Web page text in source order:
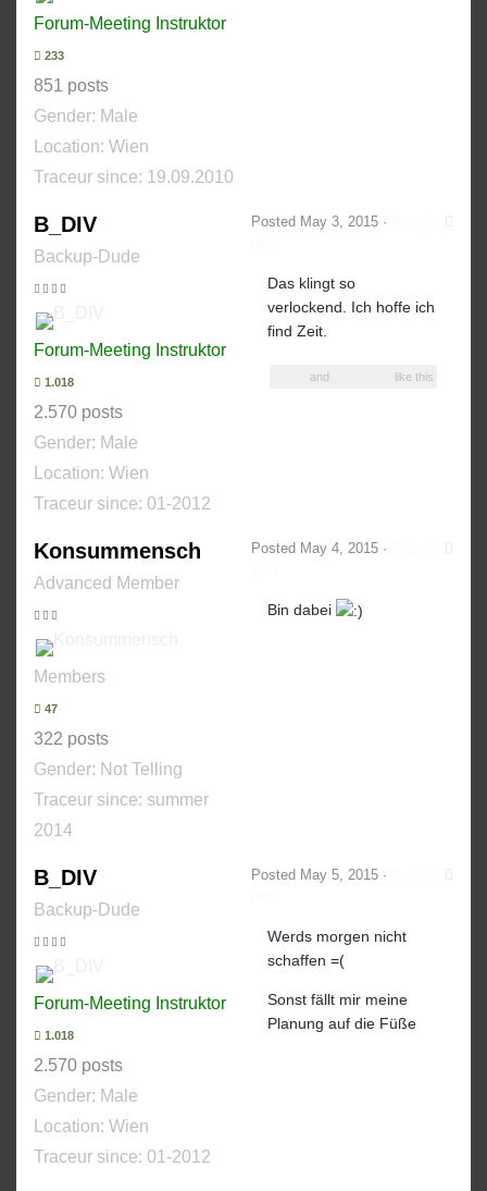
Forum-Meeting Instruktor
233
851 posts
Gender: Male
Location: Wien
Traceur since: 19.09.2010
B_DIV
Backup-Dude
Forum-Meeting Instruktor
1.018
2.570 posts
Gender: Male
Location: Wien
Traceur since: 01-2012
Posted May 3, 2015 ·
Das klingt so
verlockend. Ich hoffe ich
find Zeit.
and like this
Konsummensch
Advanced Member
Members
47
322 posts
Gender: Not Telling
Traceur since: summer
2014
Posted May 4, 2015 ·
Bin dabei
B_DIV
Backup-Dude
Forum-Meeting Instruktor
1.018
2.570 posts
Gender: Male
Location: Wien
Traceur since: 01-2012
Posted May 5, 2015 ·
Werds morgen nicht
schaffen =(
Sonst fällt mir meine
Planung auf die Füße